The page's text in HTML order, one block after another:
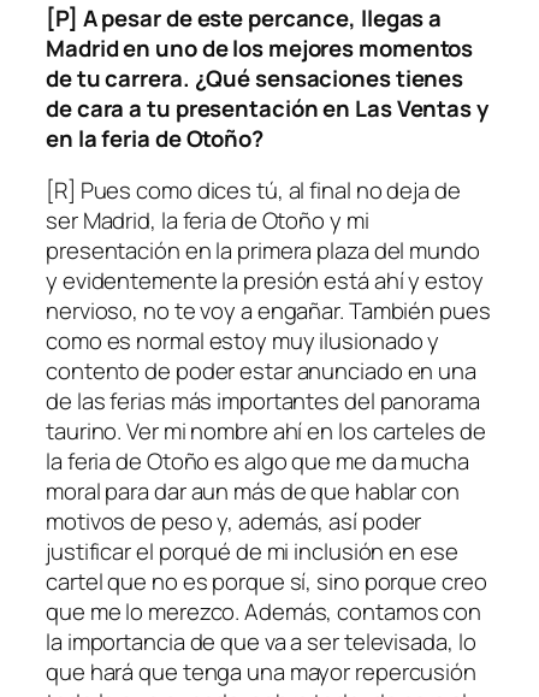
[P] A pesar de este percance, llegas a
Madrid en uno de los mejores momentos
de tu carrera. ¿Qué sensaciones tienes
de cara a tu presentación en Las Ventas y
en la feria de Otoño?
[R] Pues como dices tú, al final no deja de
ser Madrid, la feria de Otoño y mi
presentación en la primera plaza del mundo
y evidentemente la presión está ahí y estoy
nervioso, no te voy a engañar. También pues
como es normal estoy muy ilusionado y
contento de poder estar anunciado en una
de las ferias más importantes del panorama
taurino. Ver mi nombre ahí en los carteles de
la feria de Otoño es algo que me da mucha
moral para dar aun más de que hablar con
motivos de peso y, además, así poder
justificar el porqué de mi inclusión en ese
cartel que no es porque sí, sino porque creo
que me lo merezco. Además, contamos con
la importancia de que va a ser televisada, lo
que hará que tenga una mayor repercusión